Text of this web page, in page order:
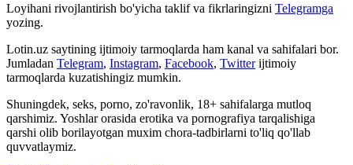
Loyihani rivojlantirish bo'yicha taklif va fikrlaringizni Telegramga
yozing.
Lotin.uz saytining ijtimoiy tarmoqlarda ham kanal va sahifalari bor.
Jumladan Telegram, Instagram, Facebook, Twitter ijtimoiy
tarmoqlarda kuzatishingiz mumkin.
Shuningdek, seks, porno, zo'ravonlik, 18+ sahifalarga mutloq
qarshimiz. Yoshlar orasida erotika va pornografiya tarqalishiga
qarshi olib borilayotgan muxim chora-tadbirlarni to'liq qo'llab
quvvatlaymiz.